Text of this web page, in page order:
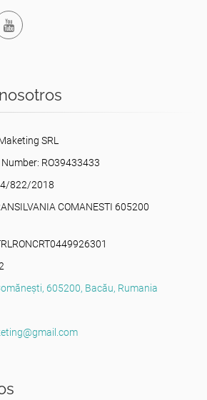
SRL
RO39433433
822/2018
COMANESTI 605200
605200, Bacău, Rumania